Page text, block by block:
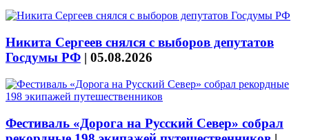
Никита Сергеев снялся с выборов депутатов
Госдумы РФ | 05.08.2026
Фестиваль «Дорога на Русский Север» собрал